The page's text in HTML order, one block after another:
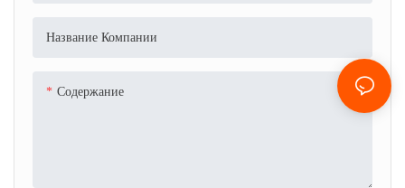
Название Компании
Содержание